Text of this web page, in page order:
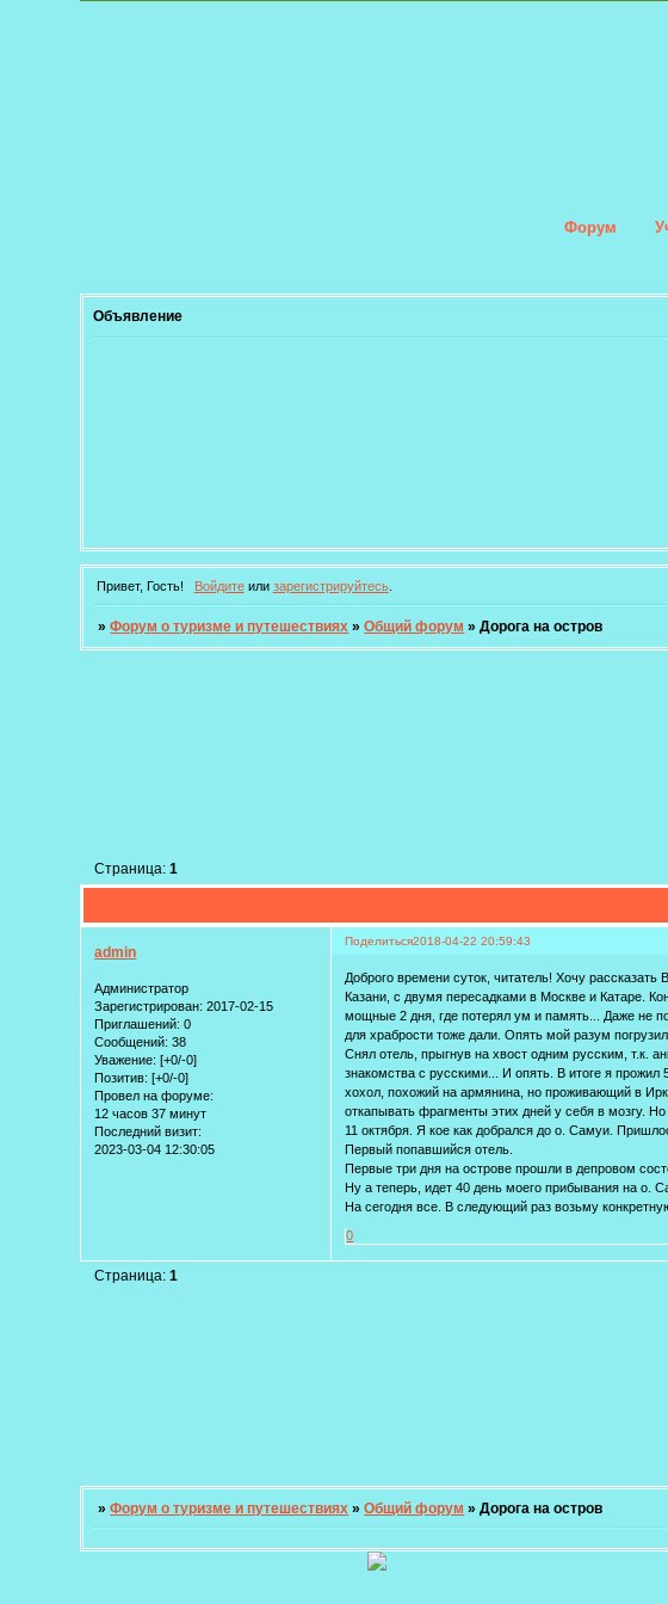
Форум
Объявление
Привет, Гость! Войдитеили зарегистрируйтесь.
»Форум о туризме и путешествиях »Общий форум »Дорога на остров
Страница:1
Поделиться2018-04-22 20:59:43
admin
Администратор
Зарегистрирован: 2017-02-15
Приглашений: 0
Сообщений: 38
Уважение: [+0/-0]
Позитив: [+0/-0]
Провел на форуме:
12 часов 37 минут
Последний визит:
2023-03-04 12:30:05
Доброго времени суток, читатель! Хочу
Казани, с двумя пересадками в Москве и Катаре.
мощные 2 дня, где потерял ум и память... Даже не
для храбрости тоже дали. Опять мой разум
Снял отель, прыгнув на хвост одним русским, т.к.
знакомства с русскими... И опять. В итоге я
хохол, похожий на армянина, но проживающий в
откапывать фрагменты этих дней у себя в мозгу.
11 октября. Я кое как добрался до о. Самуи.
Первый попавшийся отель.
Первые три дня на острове прошли в депровом
Ну а теперь, идет 40 день моего прибывания на о.
На сегодня все. В следующий раз возьму
0
Страница:1
»Форум о туризме и путешествиях »Общий форум »Дорога на остров